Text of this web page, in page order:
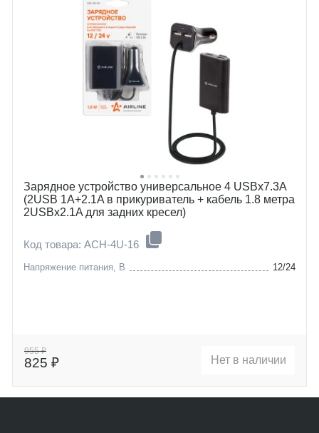
Зарядное устройство универсальное 4 USBx7.3A
(2USB 1A+2.1A в прикуриватель + кабель 1.8 метра
2USBx2.1A для задних кресел)
Код товара: ACH-4U-16
Напряжение питания, В 12/24
955 ₽
825 ₽ Нет в наличии